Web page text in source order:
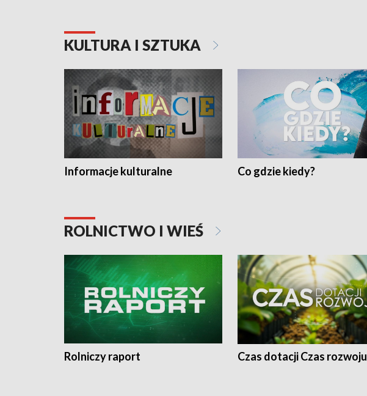
KULTURA I SZTUKA
Informacje kulturalne Co gdzie kiedy?
ROLNICTWO I WIEŚ
Rolniczy raport Czas dotacji Czas rozwoju